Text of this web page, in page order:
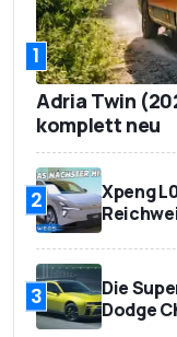
1
Adria Twin
komplett neu
2
Xpeng
3
Die
Dodge